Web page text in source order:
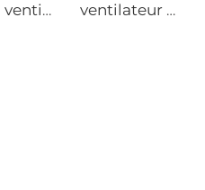
Grand ventilateur géant de 16ft 5m avec moteur PMSM, type ventilateur OEM à grand volume et faible vitesse ventilateur sur pied silencieux 2000 mm 80 pouces 220V/380V en aluminium pour maison, usines et restaurants